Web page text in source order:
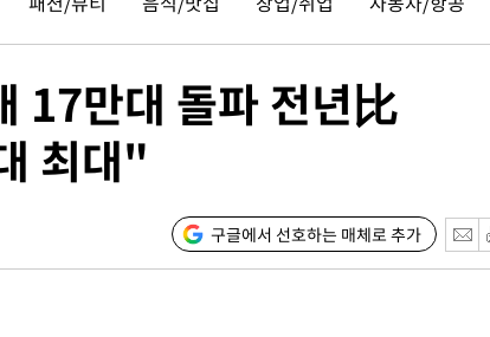
17만대 돌파 전년比
최대"
구글에서 선호하는 매체로 추가